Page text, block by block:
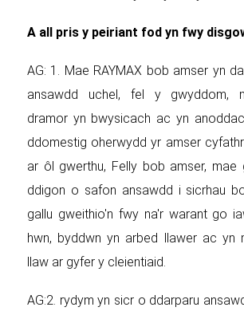
A all pris y peiriant fod yn fwy
AG: 1. Mae RAYMAX bob amser yn
ansawdd uchel, fel y gwyddom,
dramor yn bwysicach ac yn
ddomestig oherwydd yr amser
ar ôl gwerthu, Felly bob amser, mae
ddigon o safon ansawdd i sicrhau
gallu gweithio'n fwy na'r warant go
hwn, byddwn yn arbed llawer ac yn
llaw ar gyfer y cleientiaid.
AG:2. rydym yn sicr o ddarparu